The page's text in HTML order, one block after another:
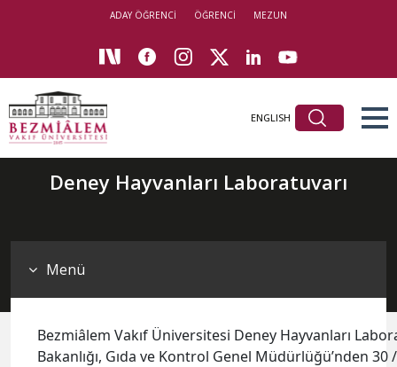
ADAY ÖĞRENCİ ÖĞRENCİ MEZUN
ENGLISH
Deney Hayvanları Laboratuvarı
Menü
Bezmiâlem Vakıf Üniversitesi Deney Hayvanları
Bakanlığı, Gıda ve Kontrol Genel Müdürlüğü’nden